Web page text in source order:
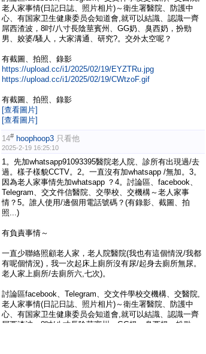
老人家事情(日記日誌、照片相片)～衛生署醫院、防護中
心、有国家卫生健康委员会知道會,就可以結識、認識一齊
屌西渣波，8吋/八寸長陰莖賓州、GG奶、臭西奶，扮勁
男、姣婆/騷人，大家溝通、研究?。交外太空呢？
有截圖、拍照、錄影
https://upload.cc/i1/2025/02/19/EYZTRu.jpg
https://upload.cc/i1/2025/02/19/CWtzoF.gif
有截圖、拍照、錄影
[查看圖片]
[查看圖片]
14# hoophoop3 只看他
2025-2-19 16:25:10
1。先加whatsapp91093395醫院老人院、診所有出現過/去
過。樣子樣貌CCTV。2。一直沒有加whatsapp /無加。3。
因為老人家事情先加whatsapp ？4。討論區、facebook、
Telegram、交文件信醫院、交學校、交機構～老人家事
情？5。誰人使用/邊個用電話號碼？(有錄影、截圖、拍
照...)
有負責事情～
一直少聯絡照顧老人家，老人院醫院(我也有這個情況/我都
有呢個情況)，我一次起床上廁所沒有尿/起身去廁所無尿。
老人家上廁所/去廁所六,七次)。
討論區facebook、Telegram、交文件學校交機構、交醫院,
老人家事情(日記日誌、照片相片)～衛生署醫院、防護中
心、有国家卫生健康委员会知道會,就可以結識、認識一齊
屌西渣波，8吋/八寸長陰莖賓州、GG奶、臭西奶，扮勁